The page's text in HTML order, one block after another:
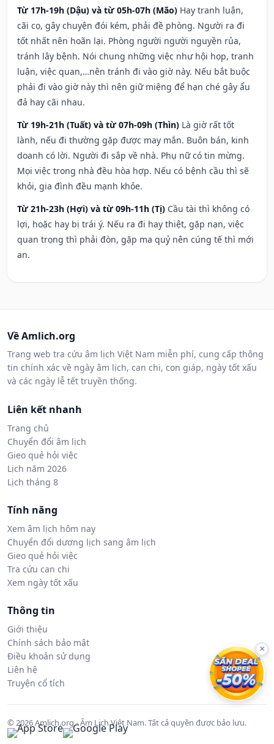
Từ 17h-19h (Dậu) và từ 05h-07h (Mão) Hay tranh luận,
cãi cọ, gây chuyện đói kém, phải đề phòng. Người ra đi
tốt nhất nên hoãn lại. Phòng người người nguyền rủa,
tránh lây bệnh. Nói chung những việc như hội họp, tranh
luận, việc quan,…nên tránh đi vào giờ này. Nếu bắt buộc
phải đi vào giờ này thì nên giữ miệng để hạn ché gây ẩu
đả hay cãi nhau.
Từ 19h-21h (Tuất) và từ 07h-09h (Thìn) Là giờ rất tốt
lành, nếu đi thường gặp được may mắn. Buôn bán, kinh
doanh có lời. Người đi sắp về nhà. Phụ nữ có tin mừng.
Mọi việc trong nhà đều hòa hợp. Nếu có bệnh cầu thì sẽ
khỏi, gia đình đều mạnh khỏe.
Từ 21h-23h (Hợi) và từ 09h-11h (Tị) Cầu tài thì không có
lợi, hoặc hay bị trái ý. Nếu ra đi hay thiệt, gặp nạn, việc
quan trọng thì phải đòn, gặp ma quỷ nên cúng tế thì mới
an.
Về Amlich.org
Trang web tra cứu âm lịch Việt Nam miễn phí, cung cấp thông
tin chính xác về ngày âm lịch, can chi, con giáp, ngày tốt xấu
và các ngày lễ tết truyền thống.
Liên kết nhanh
Trang chủ
Chuyển đổi âm lịch
Gieo quẻ hỏi việc
Lịch năm 2026
Lịch tháng 8
Tính năng
Xem âm lịch hôm nay
Chuyển đổi dương lịch sang âm lịch
Gieo quẻ hỏi việc
Tra cứu can chi
Xem ngày tốt xấu
Thông tin
Giới thiệu
Chính sách bảo mật
Điều khoản sử dụng
Liên hệ
Truyện cổ tích
© 2026 Amlich.org - Âm Lịch Việt Nam. Tất cả quyền được bảo lưu.
×